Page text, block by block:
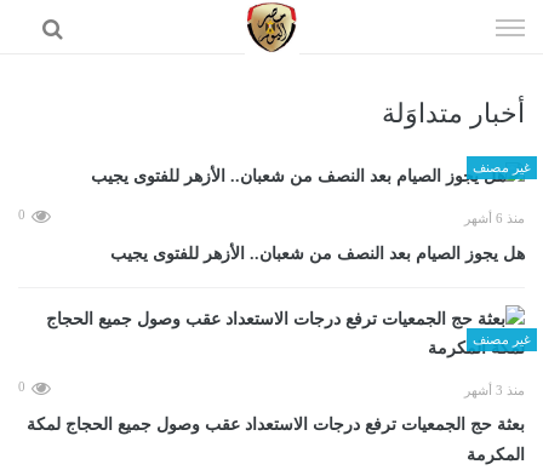
الى
أخبار متداوَلة
غير مصنف
منذ 6 أشهر 0
هل يجوز الصيام بعد النصف من شعبان.. الأزهر للفتوى يجيب
غير مصنف
منذ 3 أشهر 0
بعثة حج الجمعيات ترفع درجات الاستعداد عقب وصول جميع الحجاج لمكة
المكرمة